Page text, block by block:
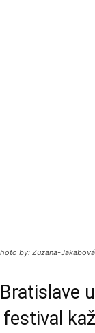
by: Zuzana-Jakabová